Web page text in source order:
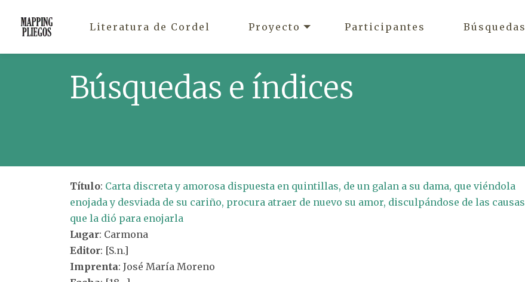
Literatura de Cordel Proyecto Participantes Búsquedas
Búsquedas e índices
Título: Carta discreta y amorosa dispuesta en quintillas, de un galan a su dama, que viéndola
enojada y desviada de su cariño, procura atraer de nuevo su amor, disculpándose de las causas
que la dió para enojarla
Lugar: Carmona
Editor: [S.n.]
Imprenta: José María Moreno